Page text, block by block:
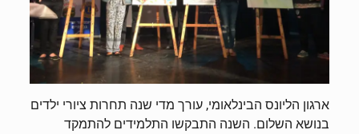
ארגון הליונס הבינלאומי, עורך מדי שנה תחרות ציורי ילדים
בנושא השלום. השנה התבקשו התלמידים להתמקד